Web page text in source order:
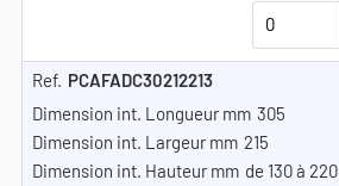
PCAFADC30212213
305
215
de 130 à 220